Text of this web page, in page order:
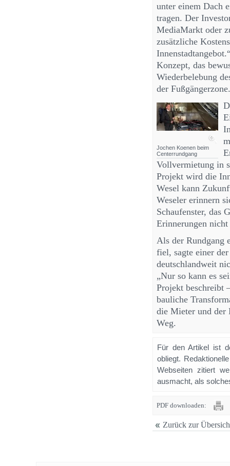
unter einem Dach
tragen. Der
MediaMarkt oder
zusätzliche
Konzept, das
Wiederbelebung
der Fußgängerzone.
Jochen Koenen beim
Centerrundgang
Vollvermietung in
Projekt wird die
Wesel kann
Weseler erinnern
Schaufenster, das
Erinnerungen
Als der Rundgang
fiel, sagte einer
deutschlandweit
„Nur so kann es
Projekt beschreibt
bauliche
die Mieter und der
Weg.
Für den Artikel ist
obliegt.
Webseiten zitiert
ausmacht, als
PDF downloaden:
Zurück zur